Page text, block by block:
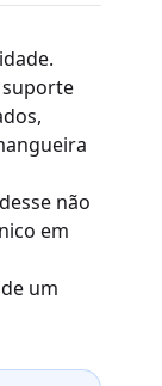
suporte
não
em
um